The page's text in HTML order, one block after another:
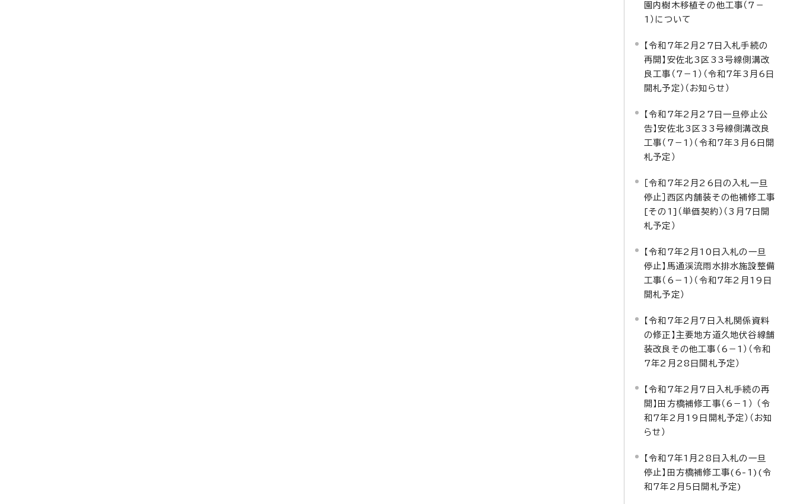
園内樹木移植その他工事（7－
1）について
【令和7年2月27日入札手続の
再開】安佐北3区33号線側溝改
良工事（7－1）（令和7年3月6日
開札予定）（お知らせ）
【令和7年2月27日一旦停止公
告】安佐北3区33号線側溝改良
工事（7－1）（令和7年3月6日開
札予定）
［令和7年2月26日の入札一旦
停止］西区内舗装その他補修工事
[その1]（単価契約）（3月7日開
札予定）
【令和7年2月10日入札の一旦
停止】馬通渓流雨水排水施設整備
工事（6－1）（令和7年2月19日
開札予定）
【令和7年2月7日入札関係資料
の修正】主要地方道久地伏谷線舗
装改良その他工事（6－1）（令和
7年2月28日開札予定）
【令和7年2月7日入札手続の再
開】田方橋補修工事（6－1） （令
和7年2月19日開札予定）（お知
らせ）
【令和7年1月28日入札の一旦
停止】田方橋補修工事(6-1)(令
和7年2月5日開札予定)